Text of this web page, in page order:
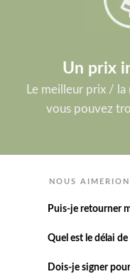
Un prix
Le meilleur prix /
vous pouvez
NOUS
Puis-je retourner
Quel est le délai
Dois-je signer